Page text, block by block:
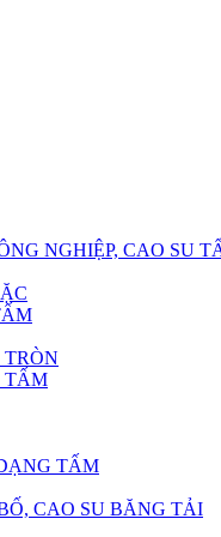
NGHIỆP, CAO SU
TẤM
TẤM
CAO SU BĂNG TẢI